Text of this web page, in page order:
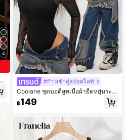
4
#ก้าวเข้าสู่สปอตไลท์
Coolane ชุดบอดี้สูทเนื้อผ้ายืดหยุ่นระบ
ายอากาศได้ สำหรับสตรี ในช่วงฤดูใบไ
ม้ผลิ/ฤดูร้อน งานเทศกาลดนตรี งานปา
฿149